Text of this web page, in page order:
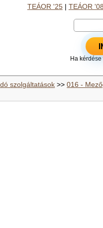
TEÁOR '25| TEÁOR '08
Ha
szolgáltatások >>016 -